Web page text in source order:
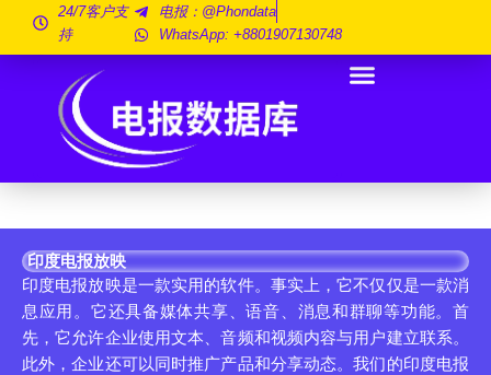
24/7客户支
持
电报：@phondata
WhatsApp: +8801907130748
印度电报放映
印度电报放映是一款实用的软件。事实上，它不仅仅是一款消
息应用。它还具备媒体共享、语音、消息和群聊等功能。首
先，它允许企业使用文本、音频和视频内容与用户建立联系。
此外，企业还可以同时推广产品和分享动态。我们的印度电报